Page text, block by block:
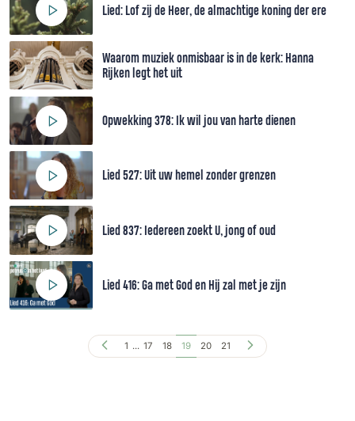
Lied: Lof zij de Heer, de almachtige koning der ere
Waarom muziek onmisbaar is in de kerk: Hanna
Rijken legt het uit
Opwekking 378: Ik wil jou van harte dienen
Lied 527: Uit uw hemel zonder grenzen
Lied 837: Iedereen zoekt U, jong of oud
Lied 416: Ga met God en Hij zal met je zijn
1 ... 17 18 19 20 21